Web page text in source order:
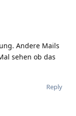
Andere Mails
sehen ob das
Reply